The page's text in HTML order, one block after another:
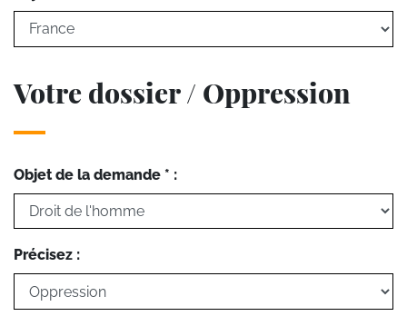
Votre dossier / Oppression
Objet de la demande * :
Précisez :